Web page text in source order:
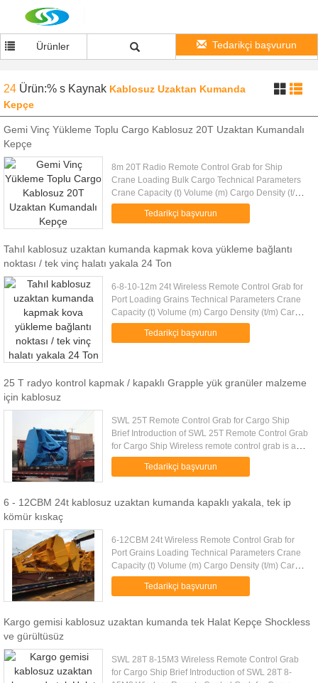
Ürünler Tedarikçi başvurun
24 Ürün:% s Kaynak Kablosuz Uzaktan Kumanda
Kepçe
Gemi Vinç Yükleme Toplu Cargo Kablosuz 20T Uzaktan Kumandalı
Kepçe
8m 20T Radio Remote Control Grab for Ship
Crane Loading Bulk Cargo Technical Parameters
Crane Capacity (t) Volume (m) Cargo Density (t/m)
Cargo Weight (t) Grab Weight (t) Grab Model (EH)
Mark 10 4-6m 1.25-0.83 ...
Tedarikçi başvurun
Tahıl kablosuz uzaktan kumanda kapmak kova yükleme bağlantı
noktası / tek vinç halatı yakala 24 Ton
6-8-10-12m 24t Wireless Remote Control Grab for
Port Loading Grains Technical Parameters Crane
Capacity (t) Volume (m) Cargo Density (t/m) Cargo
Weight (t) Grab Weight (t) Grab Model (EH) Mark
10 4-6m 1.25-0.83 ...
Tedarikçi başvurun
25 T radyo kontrol kapmak / kapaklı Grapple yük granüler malzeme
için kablosuz
SWL 25T Remote Control Grab for Cargo Ship
Brief Introduction of SWL 25T Remote Control Grab
for Cargo Ship Wireless remote control grab is a
dual scoop grab that applies radio control
technique to single rope ...
Tedarikçi başvurun
6 - 12CBM 24t kablosuz uzaktan kumanda kapaklı yakala, tek ip
kömür kıskaç
6-12CBM 24t Wireless Remote Control Grab for
Port Grains Loading Technical Parameters Crane
Capacity (t) Volume (m) Cargo Density (t/m) Cargo
Weight (t) Grab Weight (t) Grab Model (EH) Mark
10 4-6m 1.25-0.83 5 ...
Tedarikçi başvurun
Kargo gemisi kablosuz uzaktan kumanda tek Halat Kepçe Shockless
ve gürültüsüz
SWL 28T 8-15M3 Wireless Remote Control Grab
for Cargo Ship Brief Introduction of SWL 28T 8-